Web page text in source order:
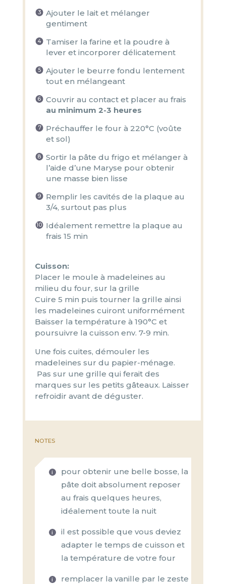
Ajouter le lait et mélanger
gentiment
Tamiser la farine et la poudre à
lever et incorporer délicatement
Ajouter le beurre fondu lentement
tout en mélangeant
Couvrir au contact et placer au frais
au minimum 2-3 heures
Préchauffer le four à 220°C (voûte
et sol)
Sortir la pâte du frigo et mélanger à
l’aide d’une Maryse pour obtenir
une masse bien lisse
Remplir les cavités de la plaque au
3/4, surtout pas plus
Idéalement remettre la plaque au
frais 15 min
Cuisson:
Placer le moule à madeleines au
milieu du four, sur la grille
Cuire 5 min puis tourner la grille ainsi
les madeleines cuiront uniformément
Baisser la température à 190°C et
poursuivre la cuisson env. 7-9 min.
Une fois cuites, démouler les
madeleines sur du papier-ménage.
Pas sur une grille qui ferait des
marques sur les petits gâteaux. Laisser
refroidir avant de déguster.
NOTES
pour obtenir une belle bosse, la
pâte doit absolument reposer
au frais quelques heures,
idéalement toute la nuit
il est possible que vous deviez
adapter le temps de cuisson et
la température de votre four
remplacer la vanille par le zeste